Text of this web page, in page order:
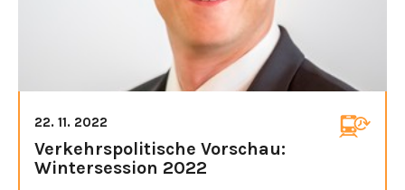
22. 11. 2022
Verkehrspolitische Vorschau:
Wintersession 2022